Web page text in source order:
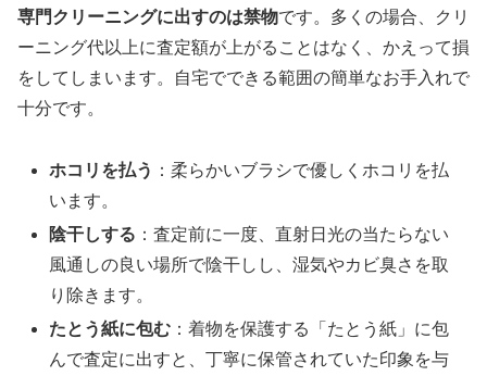
専門クリーニングに出すのは禁物です。多くの場合、クリ
ーニング代以上に査定額が上がることはなく、かえって損
をしてしまいます。自宅でできる範囲の簡単なお手入れで
十分です。
ホコリを払う ：柔らかいブラシで優しくホコリを払
います。
陰干しする ：査定前に一度、直射日光の当たらない
風通しの良い場所で陰干しし、湿気やカビ臭さを取
り除きます。
たとう紙に包む ：着物を保護する「たとう紙」に包
んで査定に出すと、丁寧に保管されていた印象を与